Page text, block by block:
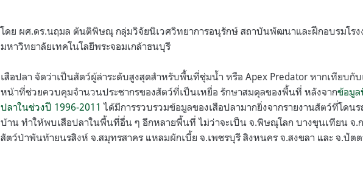
โดย ผศ.ดร.นฤมล ตันติพิษณุ กลุ่มวิจัยนิเวศวิทยาการอนุรักษ์ สถาบันพัฒนาและฝึกอบรมโร
มหาวิทยาลัยเทคโนโลยีพระจอมเกล้าธนบุรี
เสือปลา จัดว่าเป็นสัตว์ผู้ล่าระดับสูงสุดสำหรับพื้นที่ชุ่มน้ำ หรือ Apex Predator หากเทียบกับ
หน้าที่ช่วยควบคุมจำนวนประชากรของสัตว์ที่เป็นเหยื่อ รักษาสมดุลของพื้นที่ หลังจากข้อมูล
ปลาในช่วงปี 1996-2011 ได้มีการรวบรวมข้อมูลของเสือปลามากยิ่งจากรายงานสัตว์ที่โดน
บ้าน ทำให้พบเสือปลาในพื้นที่อื่น ๆ อีกหลายพื้นที่ ไม่ว่าจะเป็น จ.พิษณุโลก บางขุนเทียน จ.
สัตว์ป่าพันท้ายนรสิงห์ จ.สมุทรสาคร แหลมผักเบี้ย จ.เพชรบุรี สิงหนคร จ.สงขลา และ จ.ปัต